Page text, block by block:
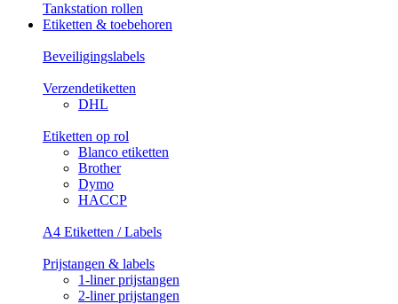
Tankstation rollen
Etiketten & toebehoren
Beveiligingslabels
Verzendetiketten
DHL
Etiketten op rol
Blanco etiketten
Brother
Dymo
HACCP
A4 Etiketten / Labels
Prijstangen & labels
1-liner prijstangen
2-liner prijstangen